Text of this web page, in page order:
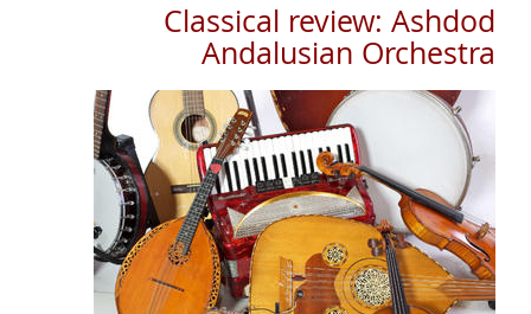
Classical review: Ashdod
Andalusian Orchestra